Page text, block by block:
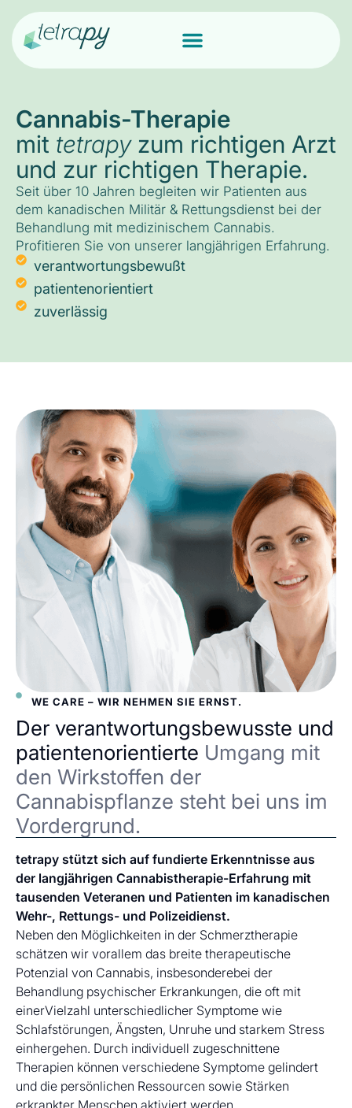
Cannabis-Therapie
mit tetrapyzum richtigen Arzt
und zur richtigen Therapie.
Seit über 10 Jahren begleiten wir Patienten aus
dem kanadischen Militär & Rettungsdienst bei der
Behandlung mit medizinischem Cannabis.
Profitieren Sie von unserer langjährigen Erfahrung.
verantwortungsbewußt
patientenorientiert
zuverlässig
WE CARE – WIR NEHMEN SIE ERNST.
Der verantwortungsbewusste und
patientenorientierte Umgang mit
den Wirkstoffen der
Cannabispflanze steht bei uns im
Vordergrund.
tetrapy stützt sich auf fundierte Erkenntnisse aus
der langjährigen Cannabistherapie-Erfahrung mit
tausenden Veteranen und Patienten im kanadischen
Wehr-, Rettungs- und Polizeidienst.
Neben den Möglichkeiten in der Schmerztherapie
schätzen wir vorallem das breite therapeutische
Potenzial von Cannabis, insbesonderebei der
Behandlung psychischer Erkrankungen, die oft mit
einerVielzahl unterschiedlicher Symptome wie
Schlafstörungen, Ängsten, Unruhe und starkem Stress
einhergehen. Durch individuell zugeschnittene
Therapien können verschiedene Symptome gelindert
und die persönlichen Ressourcen sowie Stärken
erkrankter Menschen aktiviert werden.